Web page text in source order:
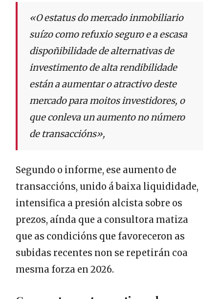
«O estatus do mercado inmobiliario
suízo como refuxio seguro e a escasa
dispoñibilidade de alternativas de
investimento de alta rendibilidade
están a aumentar o atractivo deste
mercado para moitos investidores, o
que conleva un aumento no número
de transaccións»,
Segundo o informe, ese aumento de
transaccións, unido á baixa liquididade,
intensifica a presión alcista sobre os
prezos, aínda que a consultora matiza
que as condicións que favoreceron as
subidas recentes non se repetirán coa
mesma forza en 2026.